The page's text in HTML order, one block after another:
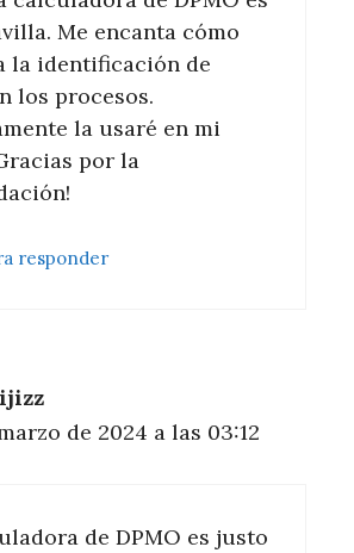
Me encanta cómo
la identificación de
los procesos.
la usaré en mi
por la
responder
de 2024 a las 03:12
de DPMO es justo